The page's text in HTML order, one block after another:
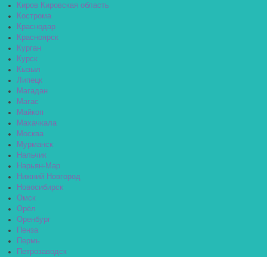
Киров Кировская область
Кострома
Краснодар
Красноярск
Курган
Курск
Кызыл
Липецк
Магадан
Магас
Майкоп
Махачкала
Москва
Мурманск
Нальчик
Нарьян-Мар
Нижний Новгород
Новосибирск
Омск
Орёл
Оренбург
Пенза
Пермь
Петрозаводск